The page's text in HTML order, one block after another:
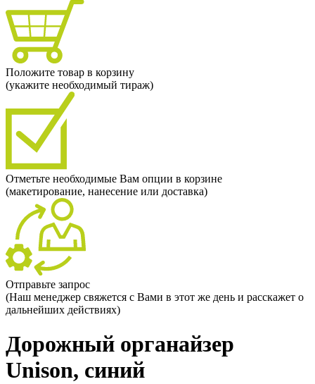
Положите товар в корзину
(укажите необходимый тираж)
Отметьте необходимые Вам опции в корзине
(макетирование, нанесение или доставка)
Отправьте запрос
(Наш менеджер свяжется с Вами в этот же день и расскажет о
дальнейших действиях)
Дорожный органайзер
Unison, синий